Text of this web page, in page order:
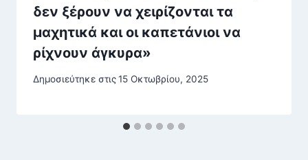
δεν ξέρουν να χειρίζονται τα
μαχητικά και οι καπετάνιοι να
ρίχνουν άγκυρα»
Δημοσιεύτηκε στις15 Οκτωβρίου, 2025